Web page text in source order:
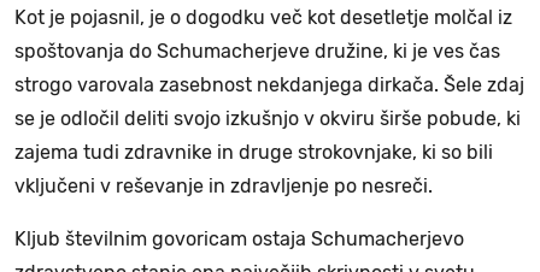
Kot je pojasnil, je o dogodku več kot desetletje molčal iz
spoštovanja do Schumacherjeve družine, ki je ves čas
strogo varovala zasebnost nekdanjega dirkača. Šele zdaj
se je odločil deliti svojo izkušnjo v okviru širše pobude, ki
zajema tudi zdravnike in druge strokovnjake, ki so bili
vključeni v reševanje in zdravljenje po nesreči.
Kljub številnim govoricam ostaja Schumacherjevo